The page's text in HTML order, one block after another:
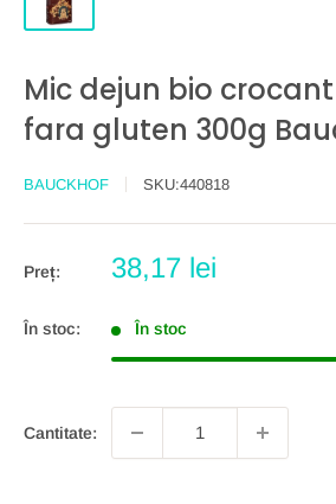
Mic dejun bio
fara gluten 300g
BAUCKHOF SKU:440818
Preț:
Preț
38,17 lei
În stoc: În stoc
Cantitate: